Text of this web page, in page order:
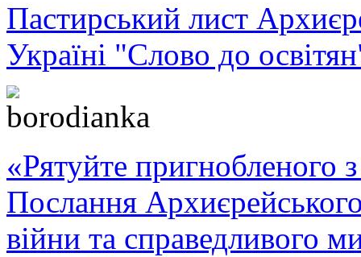
Пастирський лист
Україні "Слово до
«Рятуйте пригнобленого
Послання
війни та справедливого